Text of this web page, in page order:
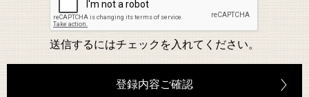
送信するにはチェックを入れてください。